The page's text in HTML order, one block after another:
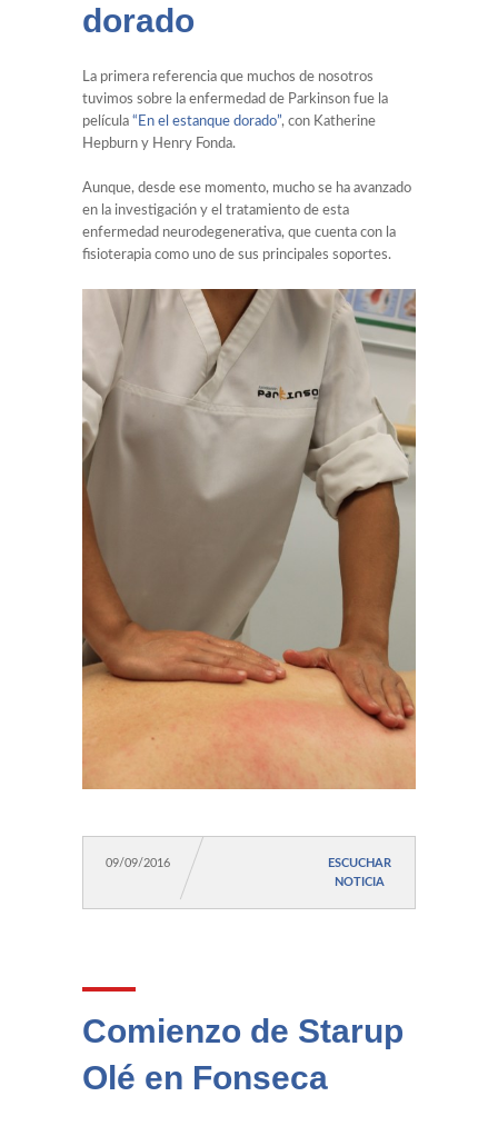
dorado
La primera referencia que muchos de nosotros
tuvimos sobre la enfermedad de Parkinson fue la
película “En el estanque dorado”, con Katherine
Hepburn y Henry Fonda.
Aunque, desde ese momento, mucho se ha avanzado
en la investigación y el tratamiento de esta
enfermedad neurodegenerativa, que cuenta con la
fisioterapia como uno de sus principales soportes.
09/09/2016
ESCUCHAR
NOTICIA
Comienzo de Starup
Olé en Fonseca